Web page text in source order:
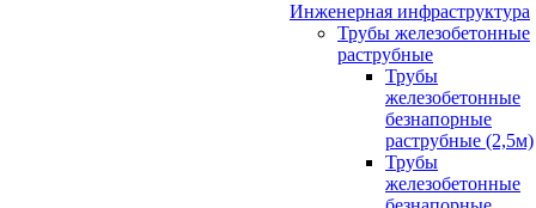
Инженерная инфраструктура
Трубы железобетонные
раструбные
Трубы
железобетонные
безнапорные
раструбные (2,5м)
Трубы
железобетонные